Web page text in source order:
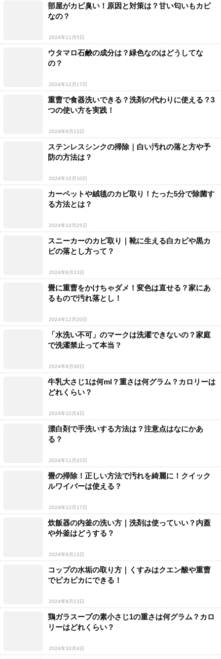
部屋がカビ臭い！原因と対策は？甘い匂いもカビ
なの？
2024年11月5日
ウタマロ石鹸の成分は？緑色なのはどうしてな
の？
2024年12月17日
重曹で食器洗いできる？洗剤の代わりに使える？3
つの使い方を実践！
2024年9月13日
ステンレスシンクの掃除｜白い汚れの落と方や予
防の方法は？
2024年10月10日
カーペットや絨毯のカビ取り！たった5分で除菌す
る方法とは？
2024年10月25日
スニーカーのカビ取り｜靴に生える白カビや黒カ
ビの落とし方って？
2024年8月13日
畳に重曹をかけちゃダメ！変色は直せる？家にあ
るもので汚れ落とし！
2024年12月20日
「水洗い不可」のマークは洗濯できないの？家庭
で洗濯禁止って本当？
2024年8月30日
牛乳大さじ1は何ml？重さは何グラム？カロリーは
どれくらい？
2024年10月4日
漂白剤で手洗いする方法は？注意点はなにかあ
る？
2024年11月22日
畳の掃除！正しい方法で汚れを綺麗に！クイック
ルワイパーは使える？
2024年12月17日
炊飯器の内釜の洗い方｜洗剤は使っていい？内蓋
や外釜はどうする？
2024年8月13日
コップの水垢の取り方｜くすみはクエン酸や重曹
でピカピカにできる！
2024年8月13日
鶏ガラスープの素小さじ1の重さは何グラム？カロ
リーはどれくらい？
2024年10月4日